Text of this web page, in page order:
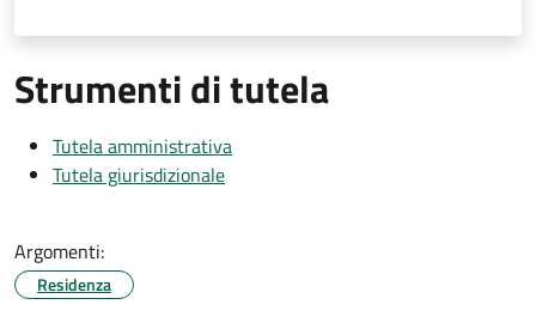
Strumenti di tutela
Tutela amministrativa
Tutela giurisdizionale
Argomenti:
Residenza